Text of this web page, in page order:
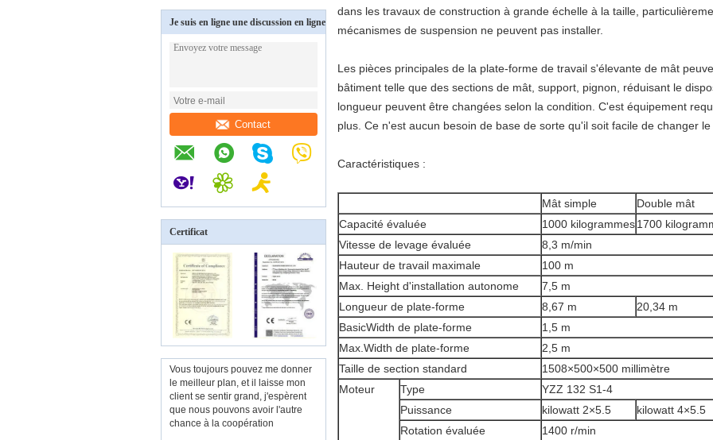
Je suis en ligne une discussion en ligne
Contact
Certificat
Vous toujours pouvez me donner
le meilleur plan, et il laisse mon
client se sentir grand, j'espèrent
que nous pouvons avoir l'autre
chance à la coopération
dans les travaux de construction à grande échelle à la taille,
mécanismes de suspension ne peuvent pas installer.
Les pièces principales de la plate-forme de travail s'élevante de mât
bâtiment telle que des sections de mât, support, pignon, réduisant le
longueur peuvent être changées selon la condition. C'est équipement
plus. Ce n'est aucun besoin de base de sorte qu'il soit facile de changer
Caractéristiques :
Mât simple
Double mât
Capacité évaluée
1000 kilogrammes1700
Vitesse de levage évaluée
8,3 m/min
Hauteur de travail maximale
100 m
Max. Height d'installation autonome
7,5 m
Longueur de plate-forme
8,67 m
20,34 m
BasicWidth de plate-forme
1,5 m
Max.Width de plate-forme
2,5 m
Taille de section standard
1508×500×500 millimètre
Moteur
Type
YZZ 132 S1-4
Puissance
kilowatt 2×5.5
kilowatt 4×5.5
Rotation évaluée
1400 r/min